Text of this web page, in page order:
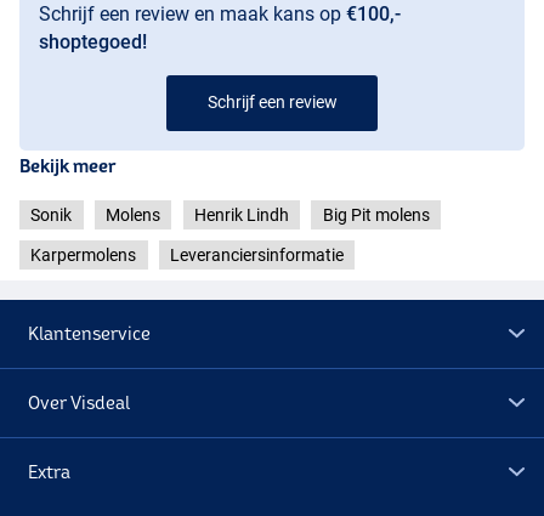
Schrijf een review en maak kans op €100,-
shoptegoed!
Schrijf een review
Bekijk meer
Sonik Molens Henrik Lindh Big Pit molens
Karpermolens Leveranciersinformatie
Klantenservice
Over Visdeal
Extra